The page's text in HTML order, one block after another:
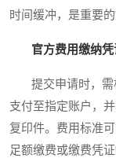
时间缓冲，是重要的
官方费用缴纳
提交申请时，需
支付至指定账户，
复印件。费用标准
足额缴费或缴费凭